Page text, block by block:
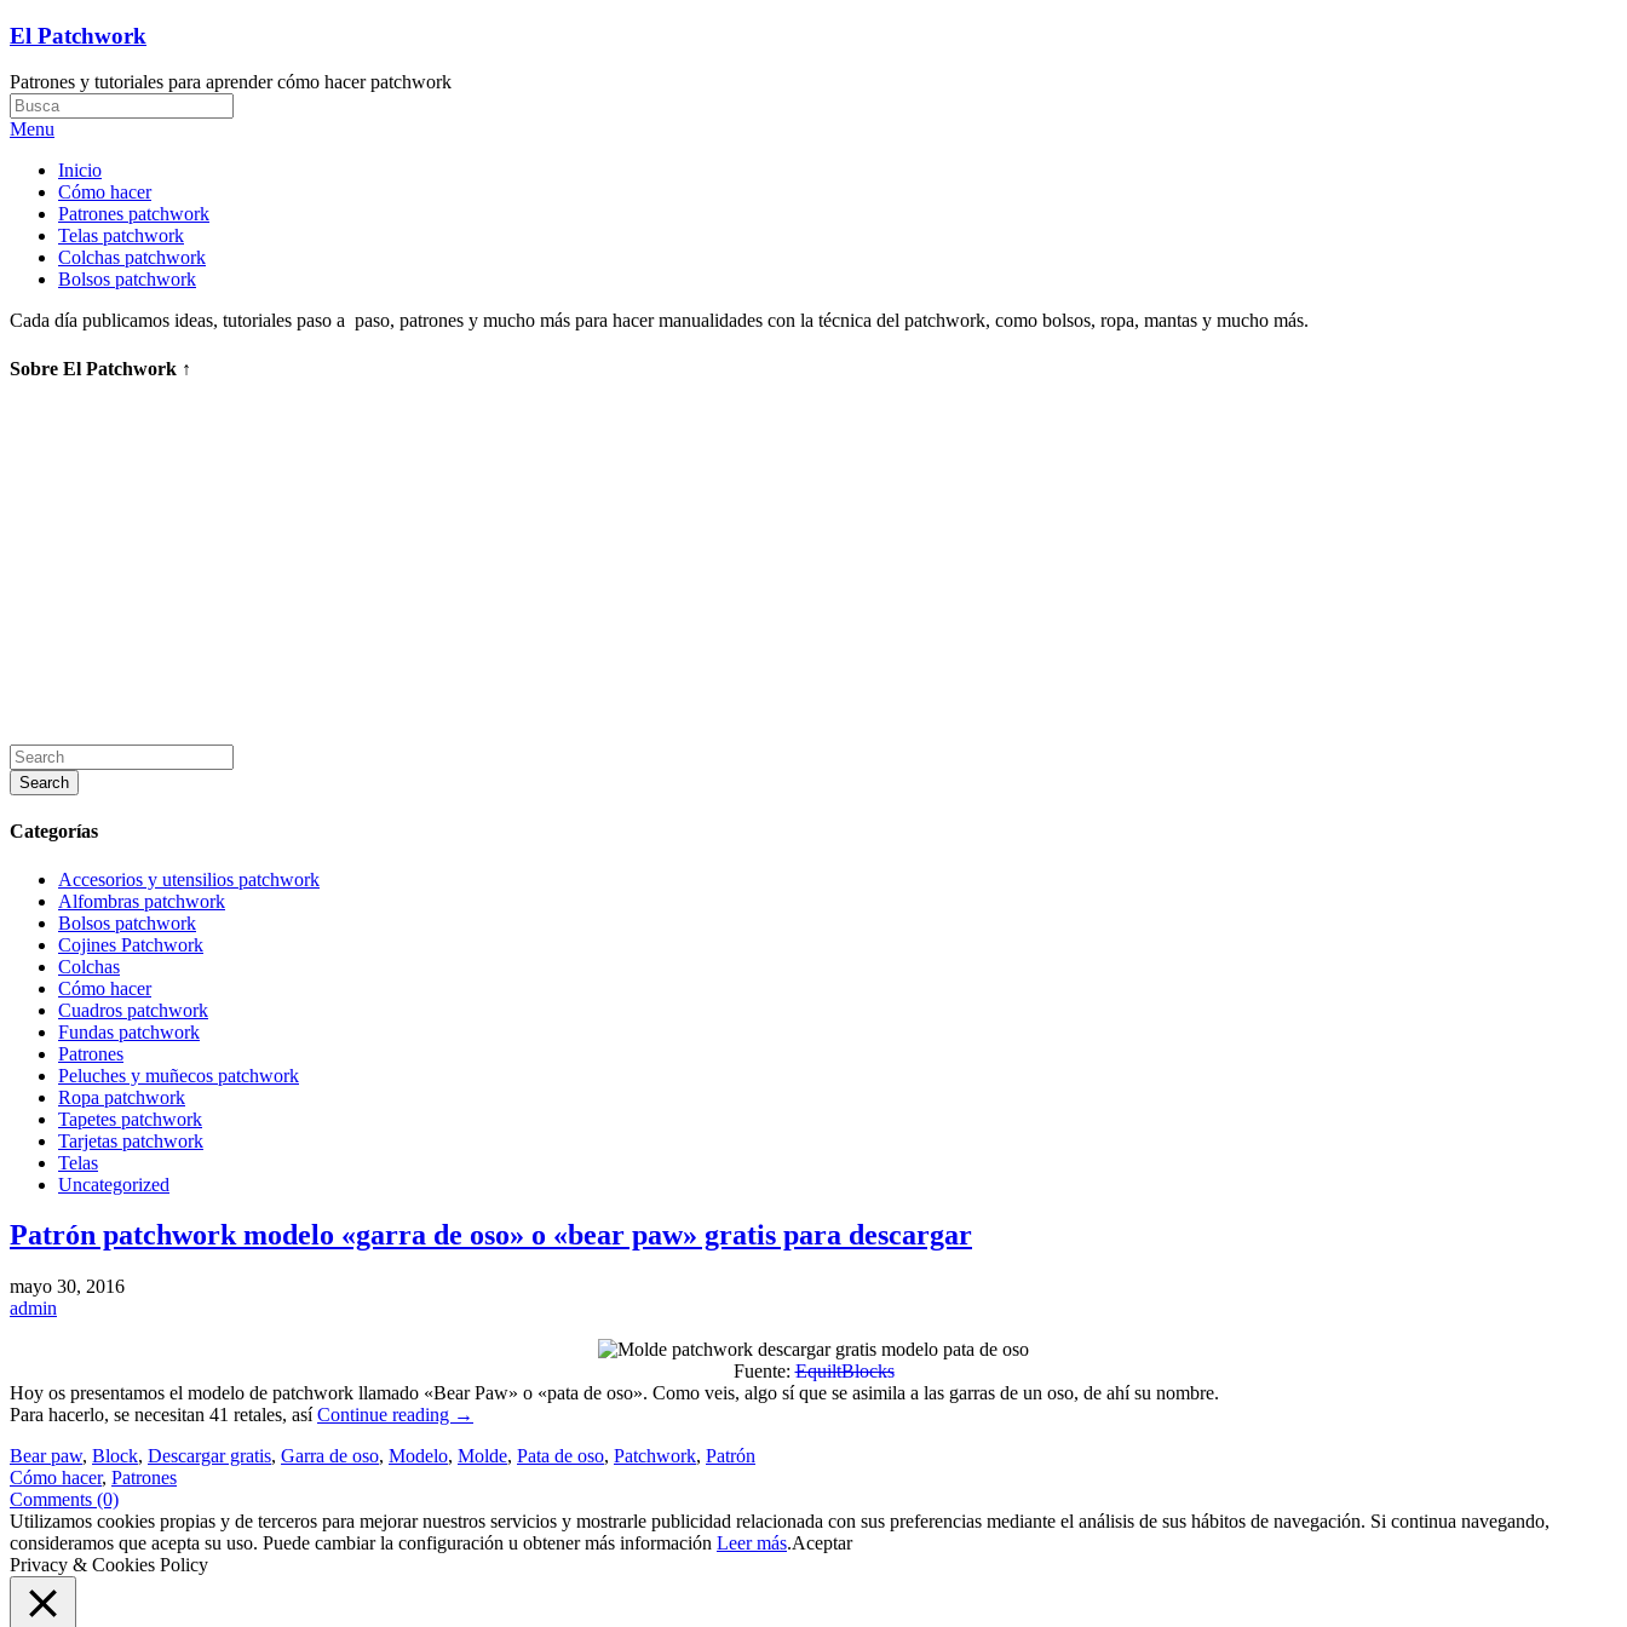
El Patchwork
Patrones y tutoriales para aprender cómo hacer patchwork
Menu
Inicio
Cómo hacer
Patrones patchwork
Telas patchwork
Colchas patchwork
Bolsos patchwork
Cada día publicamos ideas, tutoriales paso a paso, patrones y mucho más para hacer manualidades con la técnica del patchwork, como bolsos, ropa, mantas y mucho más.
Sobre El Patchwork ↑
Categorías
Accesorios y utensilios patchwork
Alfombras patchwork
Bolsos patchwork
Cojines Patchwork
Colchas
Cómo hacer
Cuadros patchwork
Fundas patchwork
Patrones
Peluches y muñecos patchwork
Ropa patchwork
Tapetes patchwork
Tarjetas patchwork
Telas
Uncategorized
Patrón patchwork modelo «garra de oso» o «bear paw» gratis para descargar
mayo 30, 2016
admin
Fuente:EquiltBlocks
Hoy os presentamos el modelo de patchwork llamado «Bear Paw» o «pata de oso». Como veis, algo sí que se asimila a las garras de un oso, de ahí su nombre.
Para hacerlo, se necesitan 41 retales, asíContinue reading →
Bear paw, Block, Descargar gratis, Garra de oso, Modelo, Molde, Pata de oso, Patchwork, Patrón
Cómo hacer, Patrones
Comments (0)
Utilizamos cookies propias y de terceros para mejorar nuestros servicios y mostrarle publicidad relacionada con sus preferencias mediante el análisis de sus hábitos de navegación. Si continua navegando,
consideramos que acepta su uso. Puede cambiar la configuración u obtener más información Leer más.Aceptar
Privacy & Cookies Policy